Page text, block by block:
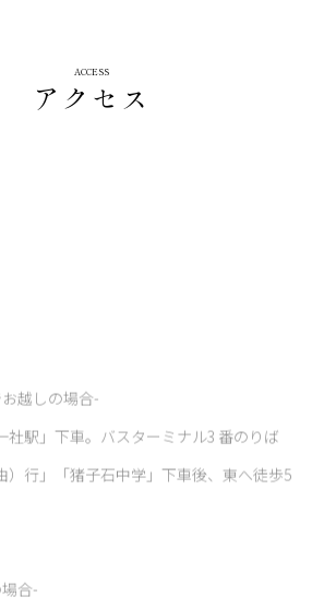
ACCESS
アクセス
越しの場合-
社駅」下⾞。バスターミナル3 番のりば
）⾏」「猪⼦⽯中学」下⾞後、東へ徒歩5
合-